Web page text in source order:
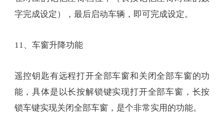
字完成设定），最后启动车辆，即可完成设定。
11、车窗升降功能
遥控钥匙有远程打开全部车窗和关闭全部车窗的功
能，具体是以长按解锁键实现打开全部车窗，长按
锁车键实现关闭全部车窗，是个非常实用的功能。